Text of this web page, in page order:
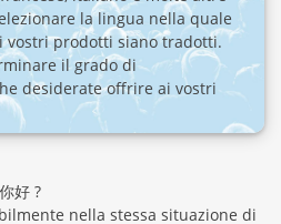
la lingua nella quale
vostri prodotti siano tradotti.
il grado di
desiderate offrire ai vostri
好 ?
nella stessa situazione di